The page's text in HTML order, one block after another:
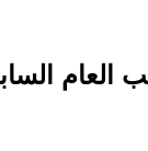
العام